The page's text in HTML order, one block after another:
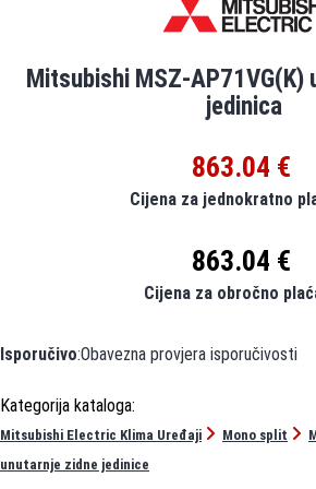
Mitsubishi MSZ-AP71VG(K)
jedinica
863.04 €
Cijena za jednokratno
863.04 €
Cijena za obročno
Isporučivo:Obavezna provjera isporučivosti
Mitsubishi Electric Klima Uređaji Mono split
unutarnje zidne jedinice